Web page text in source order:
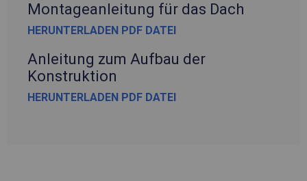
Montageanleitung für das Dach
HERUNTERLADEN PDF DATEI
Anleitung zum Aufbau der
Konstruktion
HERUNTERLADEN PDF DATEI